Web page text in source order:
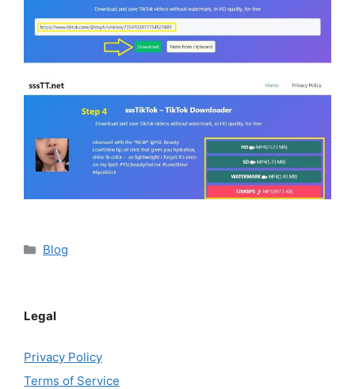
Categorías
Blog
Legal
Privacy Policy
Terms of Service